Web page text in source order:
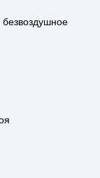
безвоздушное